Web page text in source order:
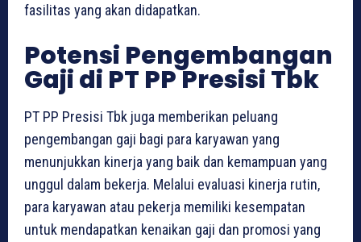
fasilitas yang akan didapatkan.
Potensi Pengembangan
Gaji di PT PP Presisi Tbk
PT PP Presisi Tbk juga memberikan peluang
pengembangan gaji bagi para karyawan yang
menunjukkan kinerja yang baik dan kemampuan yang
unggul dalam bekerja. Melalui evaluasi kinerja rutin,
para karyawan atau pekerja memiliki kesempatan
untuk mendapatkan kenaikan gaji dan promosi yang